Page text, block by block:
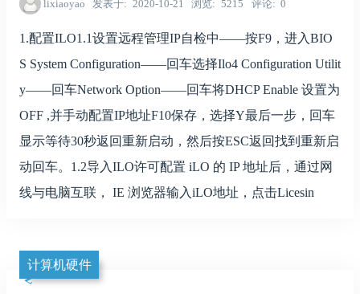
lixiaoyao 发表于 2020-10-21 浏览 5215 评论 0
1.配置ILO1.1设置远程管理IP自检中——按F9，进入BIO
S System Configuration——回车选择Ilo4 Configuration Utilit
y——回车Network Option——回车将DHCP Enable 设置为
OFF ,并手动配置IP地址F10保存，选择Y最后一步，回车
显示等待30秒返回重新启动，然后按ESC返回找到重新启
动回车。1.2导入ILO许可配置 iLO 的 IP 地址后，通过网
线与电脑互联， IE 浏览器输入iLO地址，点击Licesin
计算机硬件